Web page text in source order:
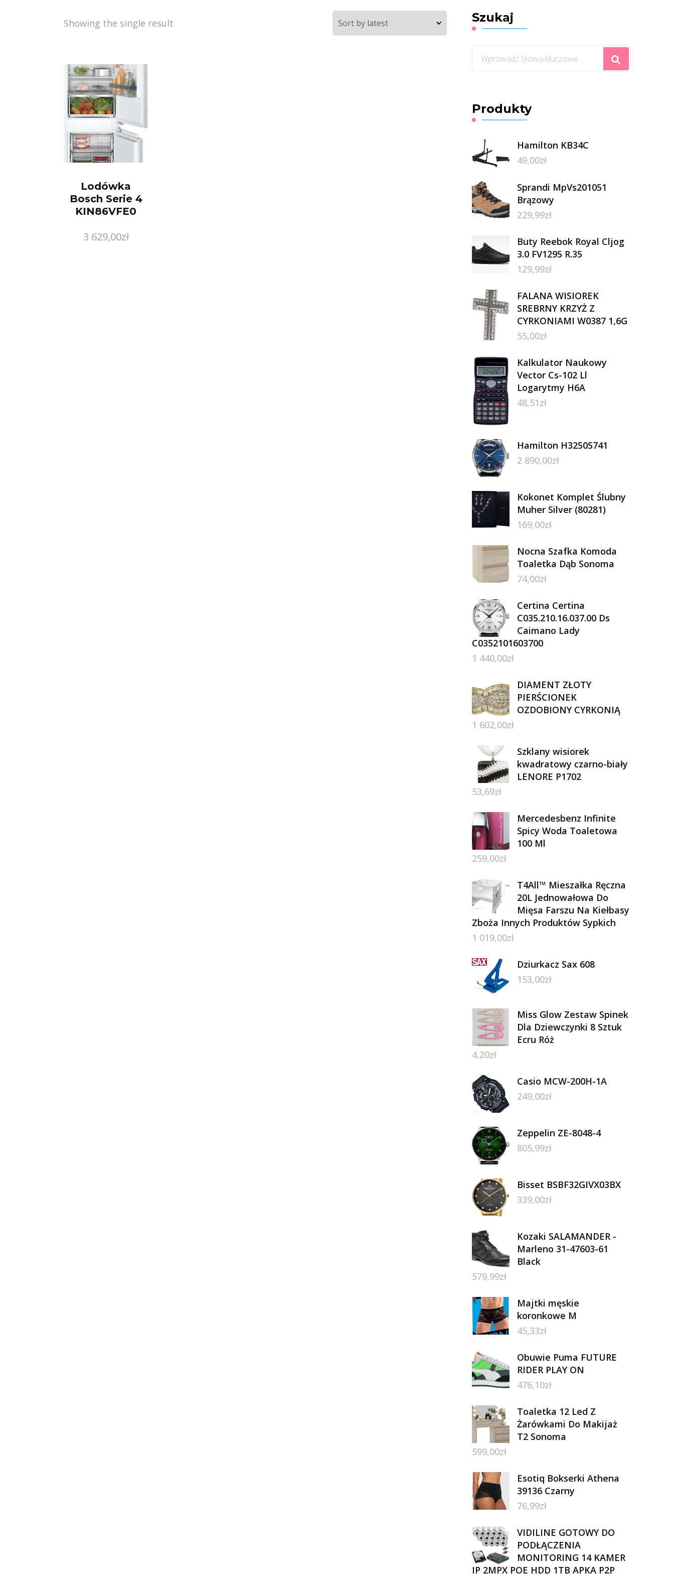
Showing the single result
Lodówka
Bosch Serie 4
KIN86VFE0
3 629,00zł
Szukaj
Szukasz
Produkty
Hamilton KB34C
49,00zł
Sprandi MpVs201051
Brązowy
229,99zł
Buty Reebok Royal Cljog
3.0 FV1295 R.35
129,99zł
FALANA WISIOREK
SREBRNY KRZYŻ Z
CYRKONIAMI W0387 1,6G
55,00zł
Kalkulator Naukowy
Vector Cs-102 Ll
Logarytmy H6A
48,51zł
Hamilton H32505741
2 890,00zł
Kokonet Komplet Ślubny
Muher Silver (80281)
169,00zł
Nocna Szafka Komoda
Toaletka Dąb Sonoma
74,00zł
Certina Certina
C035.210.16.037.00 Ds
Caimano Lady
C0352101603700
1 440,00zł
DIAMENT ZŁOTY
PIERŚCIONEK
OZDOBIONY CYRKONIĄ
1 602,00zł
Szklany wisiorek
kwadratowy czarno-biały
LENORE P1702
53,69zł
Mercedesbenz Infinite
Spicy Woda Toaletowa
100 Ml
259,00zł
T4All™ Mieszałka Ręczna
20L Jednowałowa Do
Mięsa Farszu Na Kiełbasy
Zboża Innych Produktów Sypkich
1 019,00zł
Dziurkacz Sax 608
153,00zł
Miss Glow Zestaw Spinek
Dla Dziewczynki 8 Sztuk
Ecru Róż
4,20zł
Casio MCW-200H-1A
249,00zł
Zeppelin ZE-8048-4
805,99zł
Bisset BSBF32GIVX03BX
339,00zł
Kozaki SALAMANDER -
Marleno 31-47603-61
Black
579,99zł
Majtki męskie
koronkowe M
45,33zł
Obuwie Puma FUTURE
RIDER PLAY ON
476,10zł
Toaletka 12 Led Z
Żarówkami Do Makijaż
T2 Sonoma
599,00zł
Esotiq Bokserki Athena
39136 Czarny
76,99zł
VIDILINE GOTOWY DO
PODŁĄCZENIA
MONITORING 14 KAMER
IP 2MPX POE HDD 1TB APKA P2P